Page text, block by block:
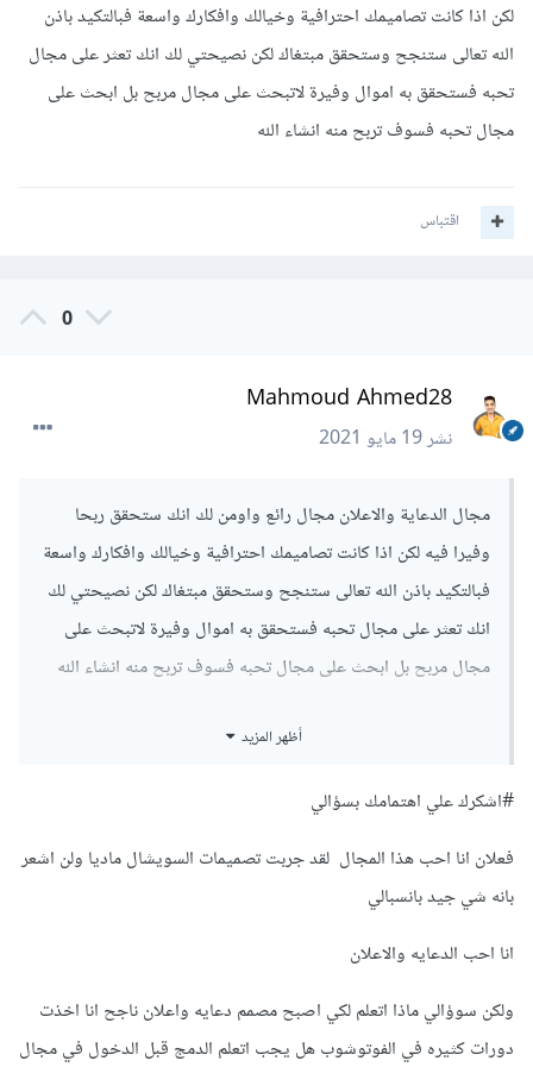
لكن اذا كانت تصاميمك احترافية وخيالك وافكارك واسعة فبالتكيد باذن
الله تعالى ستنجح وستحقق مبتغاك لكن نصيحتي لك انك تعثر على مجال
تحبه فستحقق به اموال وفيرة لاتبحث على مجال مربح بل ابحث على
مجال تحبه فسوف تربح منه انشاء الله
اقتباس
0
Mahmoud Ahmed28
نشر19 مايو 2021
مجال الدعاية والاعلان مجال رائع واومن لك انك ستحقق ربحا
وفيرا فيه لكن اذا كانت تصاميمك احترافية وخيالك وافكارك واسعة
فبالتكيد باذن الله تعالى ستنجح وستحقق مبتغاك لكن نصيحتي لك
انك تعثر على مجال تحبه فستحقق به اموال وفيرة لاتبحث على
مجال مربح بل ابحث على مجال تحبه فسوف تربح منه انشاء الله
أظهر المزيد
#اشكرك علي اهتمامك بسؤالي
فعلان انا احب هذا المجال لقد جربت تصميمات السويشال ماديا ولن اشعر
بانه شي جيد بانسبالي
انا احب الدعايه والاعلان
ولكن سوؤالي ماذا اتعلم لكي اصبح مصمم دعايه واعلان ناجح انا اخذت
دورات كثيره في الفوتوشوب هل يجب اتعلم الدمج قبل الدخول في مجال